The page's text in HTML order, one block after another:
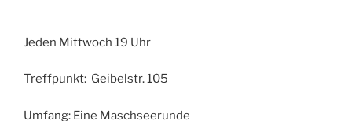
Jeden Mittwoch 19 Uhr
Treffpunkt: Geibelstr. 105
Umfang: Eine Maschseerunde